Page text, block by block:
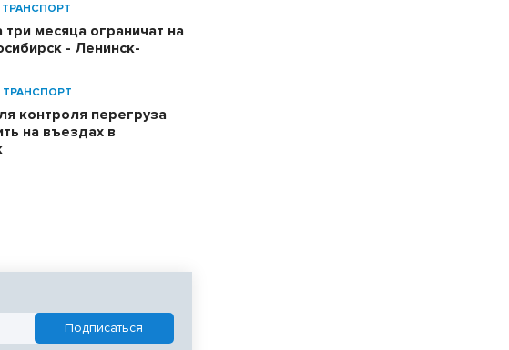
ТРАНСПОРТ
месяца ограничат на
- Ленинск-
ТРАНСПОРТ
контроля перегруза
на въездах в